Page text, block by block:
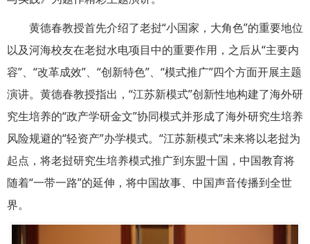
黄德春教授首先介绍了老挝“小国家，大角色”的重要地位
以及河海校友在老挝水电项目中的重要作用，之后从“主要内
容”、 “改革成效”、“创新特色”、“模式推广”四个方面开展主题
演讲。黄德春教授指出，“江苏新模式”创新性地构建了海外研
究生培养的“政产学研金文”协同模式并形成了海外研究生培养
风险规避的“轻资产”办学模式。“江苏新模式”未来将以老挝为
起点，将老挝研究生培养模式推广到东盟十国，中国教育将
随着“一带一路”的延伸，将中国故事、中国声音传播到全世
界。